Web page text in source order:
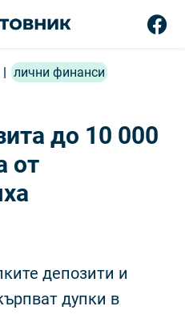
| лични финанси
до 10 000
от
депозити и
дупки в